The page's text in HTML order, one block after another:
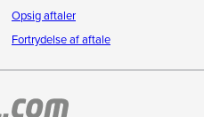
Opsig aftaler
Fortrydelse af aftale